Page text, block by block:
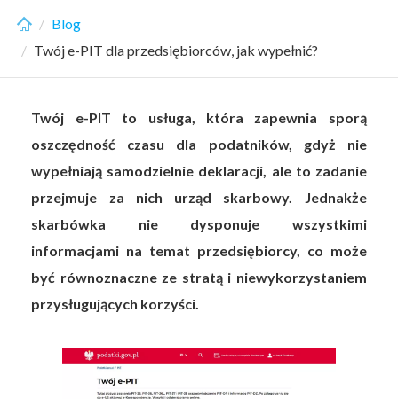
Blog
Twój e-PIT dla przedsiębiorców, jak wypełnić?
Twój e-PIT to usługa, która zapewnia sporą
oszczędność czasu dla podatników, gdyż nie
wypełniają samodzielnie deklaracji, ale to zadanie
przejmuje za nich urząd skarbowy. Jednakże
skarbówka nie dysponuje wszystkimi
informacjami na temat przedsiębiorcy, co może
być równoznaczne ze stratą i niewykorzystaniem
przysługujących korzyści.